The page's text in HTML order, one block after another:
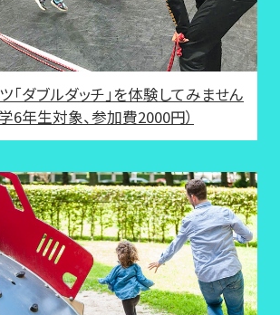
「ダブルダッチ」を体験してみません
6年生対象、参加費2000円）